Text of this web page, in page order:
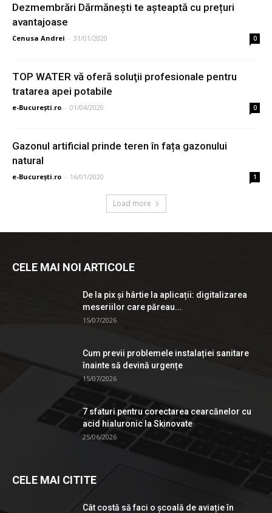
Dezmembrări Dărmănești te așteaptă cu prețuri
avantajoase
Cenusa Andrei - 31/01/2020 0
TOP WATER vă oferă soluţii profesionale pentru
tratarea apei potabile
e-București.ro - 01/04/2020 0
Gazonul artificial prinde teren în fața gazonului
natural
e-București.ro - 16/01/2020 1
Load more
CELE MAI NOI ARTICOLE
De la pix şi hârtie la aplicații: digitalizarea
meseriilor care păreau...
15/07/2026
Cum previi problemele instalației sanitare
înainte să devină urgențe
15/07/2026
7 sfaturi pentru corectarea cearcănelor cu
acid hialuronic la Skinovate
25/06/2026
CELE MAI CITITE
Cât costă să faci o școală de aviație în